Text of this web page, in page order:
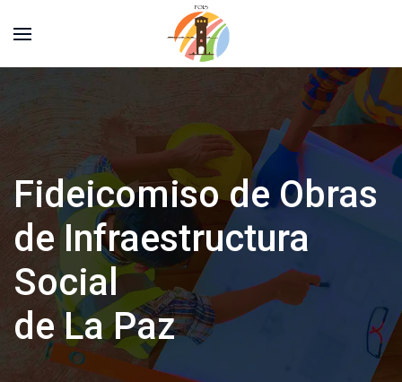
Fideicomiso de Obras
de Infraestructura
Social
de La Paz